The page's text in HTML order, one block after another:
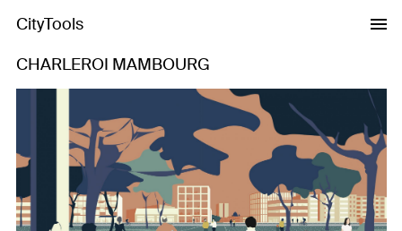
CityTools
CHARLEROI MAMBOURG
Previous Next